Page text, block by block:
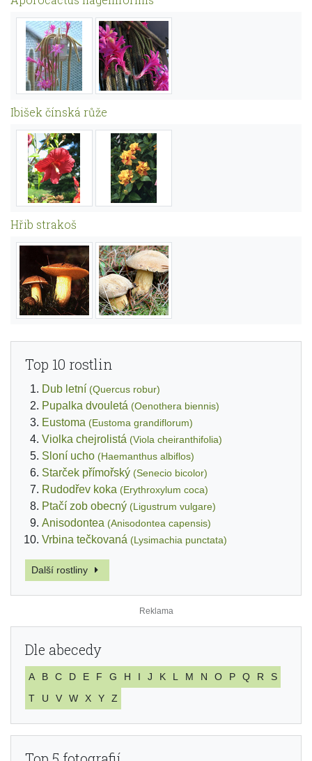
Ibišek čínská růže
Hřib strakoš
Top 10 rostlin
Dub letní (Quercus robur)
Pupalka dvouletá (Oenothera biennis)
Eustoma (Eustoma grandiflorum)
Violka chejrolistá (Viola cheiranthifolia)
Sloní ucho (Haemanthus albiflos)
Starček přímořský (Senecio bicolor)
Rudodřev koka (Erythroxylum coca)
Ptačí zob obecný (Ligustrum vulgare)
Anisodontea (Anisodontea capensis)
Vrbina tečkovaná (Lysimachia punctata)
Další rostliny
Dle abecedy
A B C D E F G H I J K L M N O P Q R
S
T
U V W X Y Z